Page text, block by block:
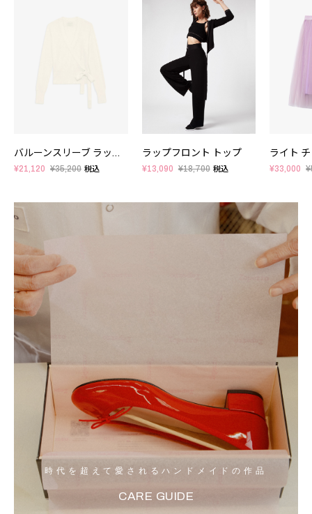
バルーンスリーブ ラップトップ
¥21,120 ¥35,200 税込
ラップフロント トップ
¥13,090 ¥18,700 税込
ライト
¥33,000
時代を超えて愛されるハンドメイドの作品
CARE GUIDE